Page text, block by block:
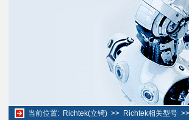
当前位置: Richtek(立锜)>> Richtek相关型号